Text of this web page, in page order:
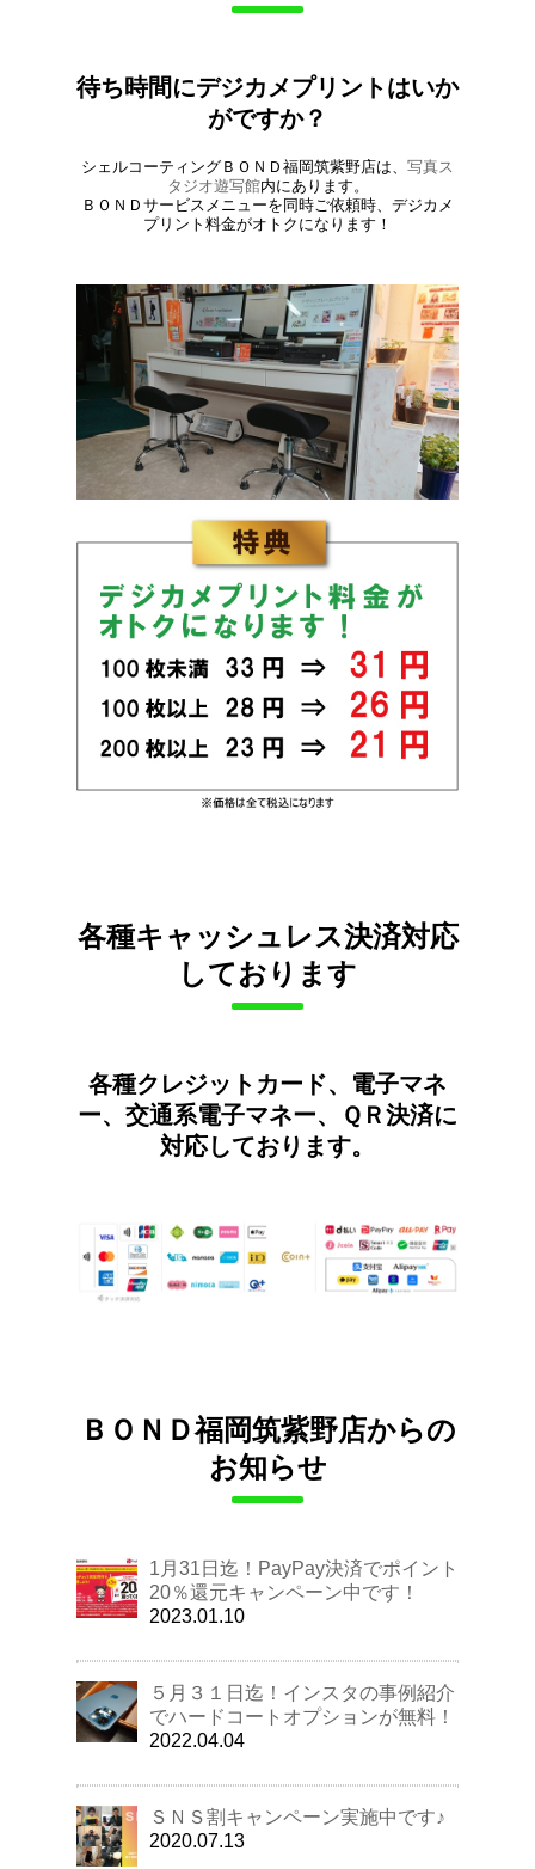
待ち時間にデジカメプリントはいか
がですか？
シェルコーティングＢＯＮＤ福岡筑紫野店は、 写真ス
タジオ遊写館内にあります。
ＢＯＮＤサービスメニューを同時ご依頼時、デジカメ
プリント料金がオトクになります！
各種キャッシュレス決済対応
しております
各種クレジットカード、電子マネ
ー、交通系電子マネー、ＱＲ決済に
対応しております。
ＢＯＮＤ福岡筑紫野店からの
お知らせ
1月31日迄！PayPay決済でポイント
20％還元キャンペーン中です！
2023.01.10
５月３１日迄！インスタの事例紹介
でハードコートオプションが無料！
2022.04.04
ＳＮＳ割キャンペーン実施中です♪
2020.07.13